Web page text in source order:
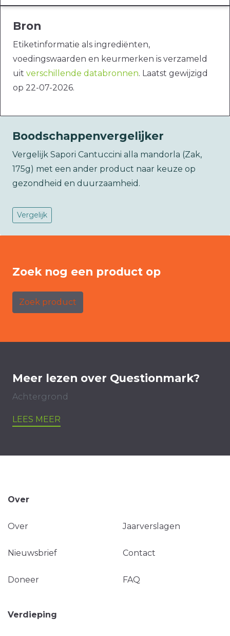
Bron
Etiketinformatie als ingrediënten,
voedingswaarden en keurmerken is verzameld
uit verschillende databronnen. Laatst gewijzigd
op 22-07-2026.
Boodschappenvergelijker
Vergelijk Sapori Cantuccini alla mandorla (Zak,
175g) met een ander product naar keuze op
gezondheid en duurzaamheid.
Vergelijk
Zoek nog een product op
Zoek product
Meer lezen over Questionmark?
Achtergrond
LEES MEER
Over
Over Jaarverslagen
Nieuwsbrief Contact
Doneer FAQ
Verdieping